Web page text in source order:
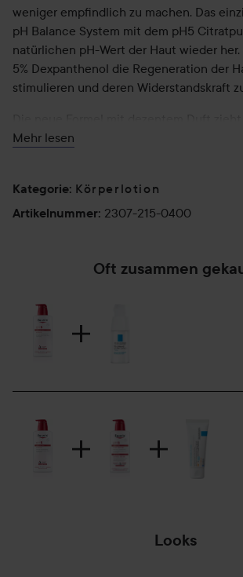
weniger empfindlich zu machen. Das
pH Balance System mit dem pH5
natürlichen pH-Wert der Haut wieder
5% Dexpanthenol die Regeneration der
stimulieren und deren Widerstandskraft
ein samtig-weiches Hautgefühl. Für
Anwendung:
Nach dem Duschen oder Baden
Mehr lesen
Kategorie: Körperlotion
Artikelnummer: 2307-215-0400
Oft zusammen
Looks